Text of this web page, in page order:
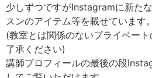
少しずつですがInstagramに新た
スンのアイテム等を載せています。
(教室とは関係のないプライベー
了承ください)
講師プロフィールの最後の段